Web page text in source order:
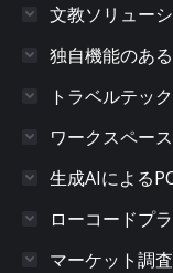
文教ソリュー
独自機能のあ
トラベルテッ
ワークスペー
生成AIによる
ローコードプ
マーケット調